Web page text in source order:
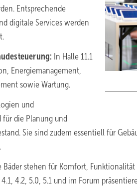
Entsprechende
digitale Services werden
In Halle 11.1
Energiemanagement,
sowie Wartung.
und
die Planung und
Sie sind zudem essentiell für
Bäder stehen für Komfort,
4.2, 5.0, 5.1 und im Forum